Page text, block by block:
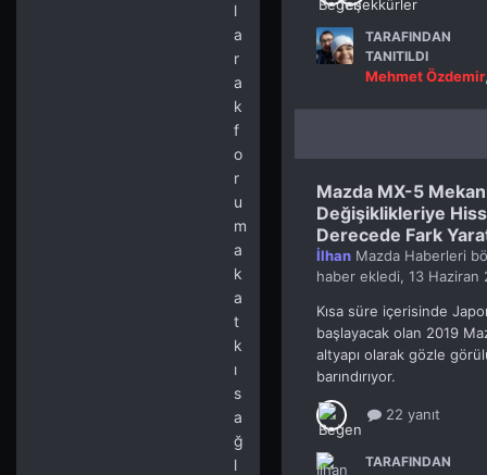
l
a
r
a
k
f
o
r
u
m
a
k
a
t
k
ı
s
a
ğ
l
TARAFINDAN
TANITILDI
Mehmet Özdemir
Mazda MX-5
Değişiklikleriye
Derecede Fark
İlhan Mazda Haberleri
haber ekledi, 13 Haziran
Kısa süre içerisinde
başlayacak olan 2019
altyapı olarak gözle
barındırıyor.
22 yanıt
TARAFINDAN